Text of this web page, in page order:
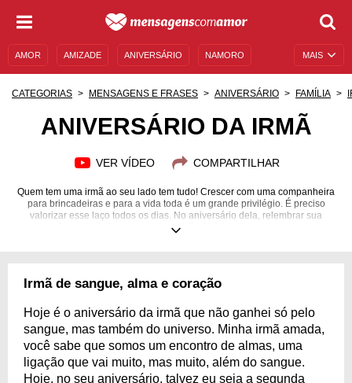
MAIS
AMOR AMIZADE ANIVERSÁRIO NAMORO
AUTOAJUDA
CATEGORIAS MENSAGENS E FRASES ANIVERSÁRIO FAMÍLIA
ANIVERSÁRIO DA IRMÃ
VER VÍDEO COMPARTILHAR
Quem tem uma irmã ao seu lado tem tudo! Crescer com uma companheira
para brincadeiras e para a vida toda é um grande privilégio. É preciso
valorizar esse laço todos os dias. No aniversário dela, relembrar sua
importância é ainda mais especial. Não é preciso organizar grandes
o que sentimos e aproximar ainda mais dois corações já unidos. Confira
Irmã de sangue, alma e coração
Hoje é o aniversário da irmã que não ganhei só pelo
sangue, mas também do universo. Minha irmã amada,
você sabe que somos um encontro de almas, uma
ligação que vai muito, mas muito, além do sangue.
Hoje, no seu aniversário, talvez eu seja a segunda